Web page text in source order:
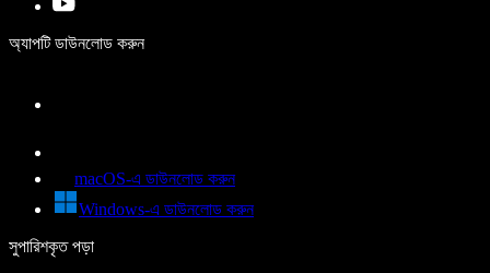
অ্যাপটি ডাউনলোড করুন
macOS-এ ডাউনলোড করুন
Windows-এ ডাউনলোড করুন
সুপারিশকৃত পড়া